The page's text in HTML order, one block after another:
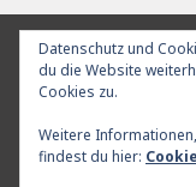
IMPRESSUM
KONTAKT
Proudly powered by
Datenschutz und
du die Website
Cookies zu.
Weitere
findest du hier: